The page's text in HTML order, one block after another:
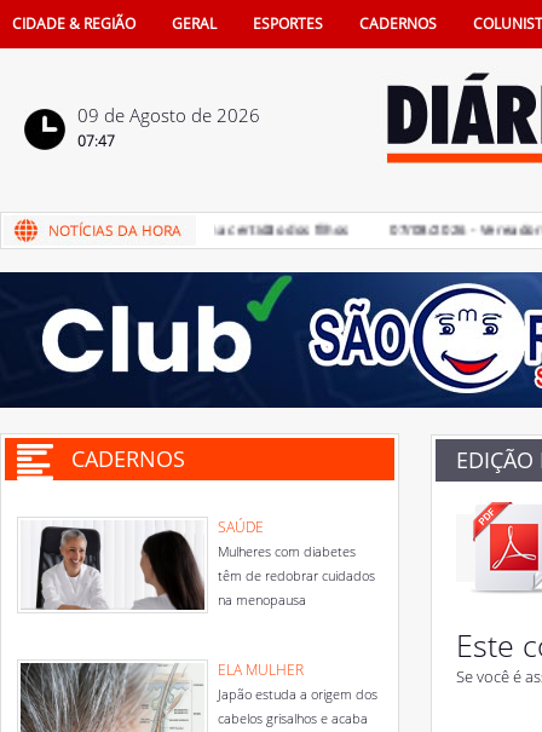
CIDADE & REGIÃO GERAL ESPORTES CADERNOS
09 de Agosto de 2026
07:47
pais na vida e também na certidão dos filhos 07/08/2026 - Vereadores
CADERNOS
SAÚDE
Mulheres com diabetes
têm de redobrar cuidados
na menopausa
ELA MULHER
Japão estuda a origem dos
cabelos grisalhos e acaba
EDIÇÃO
Este
Se você é